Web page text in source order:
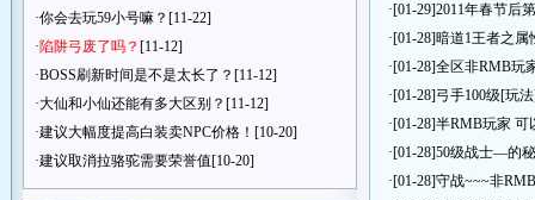
·你会去玩59小号嘛？ [11-22]
·陷阱弓废了吗？ [11-12]
·BOSS刷新时间是不是太长了？ [11-12]
·大仙和小仙还能有多大区别？ [11-12]
·建议大幅度提高白装卖NPC价格！ [10-20]
·建议取消拉骆驼需要荣誉值[10-20]
·[01-29]2011年春节后
·[01-28]暗道1王者之属
·[01-28]全区非RMB玩
·[01-28]弓手100级[玩
·[01-28]半RMB玩家
·[01-28]50级战士—的
·[01-28]守战~~~非